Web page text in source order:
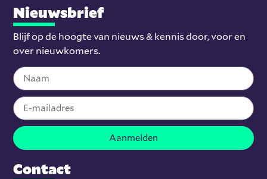
Nieuwsbrief
Blijf op de hoogte van nieuws & kennis door, voor en
over nieuwkomers.
Aanmelden
Contact